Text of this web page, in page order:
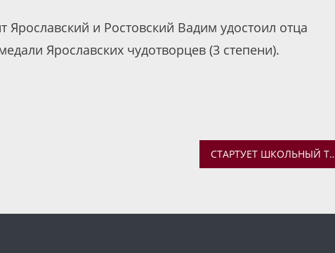
и Ростовский Вадим удостоил отца
Ярославских чудотворцев (3 степени).
СТАРТУЕТ ШКОЛЬНЫЙ ТУР ОЛИМПИАДЫ